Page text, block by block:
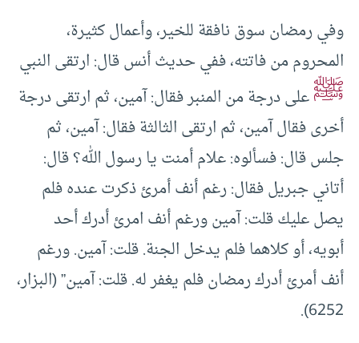
وفي رمضان سوق نافقة للخير، وأعمال كثيرة،
المحروم من فاتته، ففي حديث أنس قال: ‌ارتقى النبي
ﷺعلى درجة من المنبر فقال: آمين، ثم ‌ارتقى درجة
أخرى فقال آمين، ثم ‌ارتقى الثالثة فقال: آمين، ثم
جلس قال: فسألوه: علام أمنت يا رسول الله؟ قال:
أتاني جبريل فقال: رغم أنف أمرئ ذكرت عنده فلم
يصل عليك قلت: آمين ورغم أنف امرئ أدرك أحد
أبويه، أو كلاهما فلم يدخل الجنة. قلت: آمين. ورغم
أنف أمرئ أدرك رمضان فلم يغفر له. قلت: آمين” (البزار،
6252).